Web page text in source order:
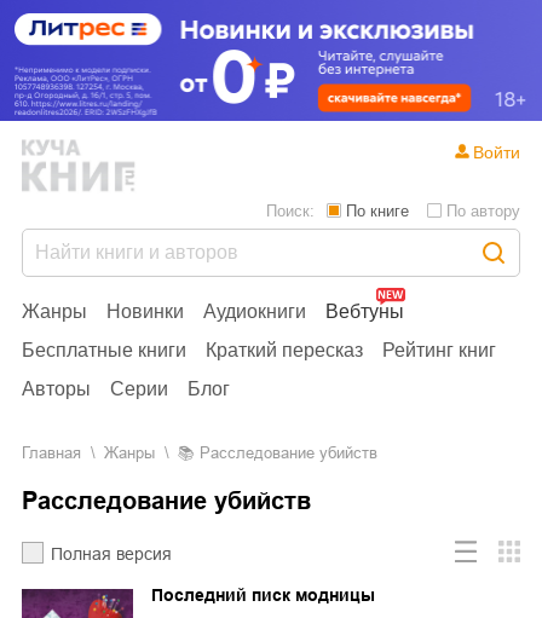
Жанры Новинки Аудиокниги
Вебтуны
Бесплатные книги
Краткий пересказ
Рейтинг книг
Авторы
Серии Блог
Поиск: По книге По автору
Войти
Главная Жанры Расследование убийств
Расследование убийств
Полная версия
Последний писк модницы